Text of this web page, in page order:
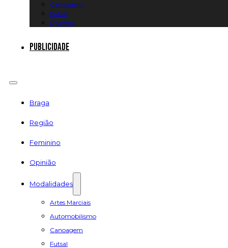
Canoagem
Futsal
Diversos
Publicidade
Braga
Região
Feminino
Opinião
Modalidades
Artes Marciais
Automobilismo
Canoagem
Futsal